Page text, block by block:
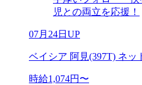
児との両立を応援！
07月24日UP
ベイシア 阿見(397T) ネッ
時給1,074円〜